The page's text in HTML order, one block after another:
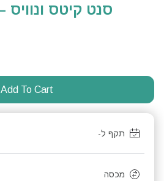
Add To Cart
תקף ל-
מכסה